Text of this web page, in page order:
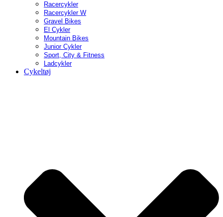
Racercykler
Racercykler W
Gravel Bikes
El Cykler
Mountain Bikes
Junior Cykler
Sport, City & Fitness
Ladcykler
Cykeltøj